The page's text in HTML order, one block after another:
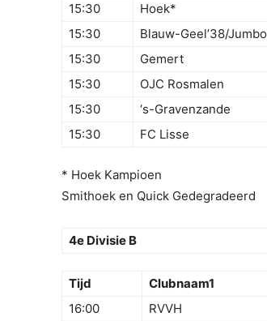
15:30
Hoek*
15:30
Blauw-Geel’38/Jumbo
15:30
Gemert
15:30
OJC Rosmalen
15:30
‘s-Gravenzande
15:30
FC Lisse
* Hoek Kampioen
Smithoek en Quick Gedegradeerd
4e Divisie B
Tijd Clubnaam1
16:00
RVVH